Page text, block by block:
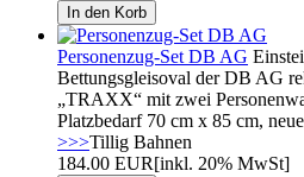
Personenzug-Set DB AG
Bettungsgleisoval der DB AG
„TRAXX“ mit zwei
Platzbedarf 70 cm x 85 cm,
>>>Tillig Bahnen
184.00 EUR[inkl. 20% MwSt]